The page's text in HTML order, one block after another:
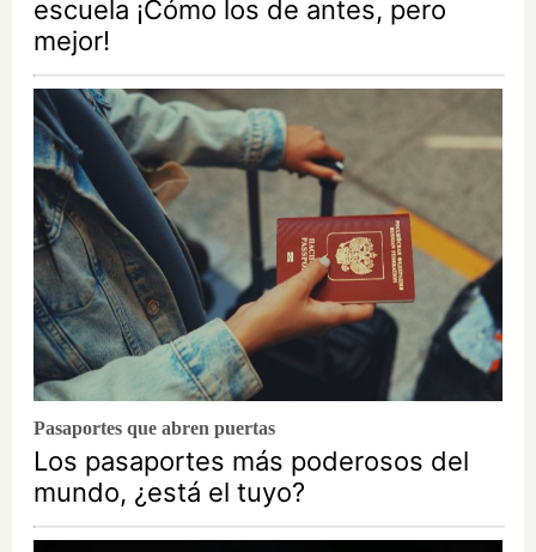
escuela ¡Cómo los de antes, pero
mejor!
Pasaportes que abren puertas
Los pasaportes más poderosos del
mundo, ¿está el tuyo?